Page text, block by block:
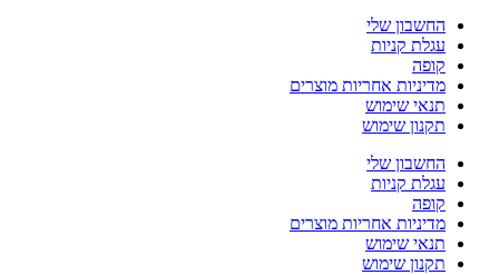
החשבון שלי
עגלת קניות
קופה
מדיניות אחריות מוצרים
תנאי שימוש
תקנון שימוש
החשבון שלי
עגלת קניות
קופה
מדיניות אחריות מוצרים
תנאי שימוש
תקנון שימוש